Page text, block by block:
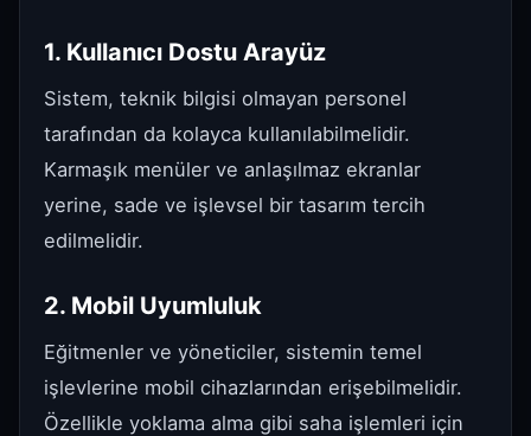
1. Kullanıcı Dostu Arayüz
Sistem, teknik bilgisi olmayan personel
tarafından da kolayca kullanılabilmelidir.
Karmaşık menüler ve anlaşılmaz ekranlar
yerine, sade ve işlevsel bir tasarım tercih
edilmelidir.
2. Mobil Uyumluluk
Eğitmenler ve yöneticiler, sistemin temel
işlevlerine mobil cihazlarından erişebilmelidir.
Özellikle yoklama alma gibi saha işlemleri için